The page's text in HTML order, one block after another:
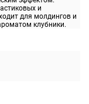
и
для молдингов и
клубники.